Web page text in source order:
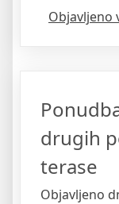
Objavljeno
drugih
terase
Objavljeno